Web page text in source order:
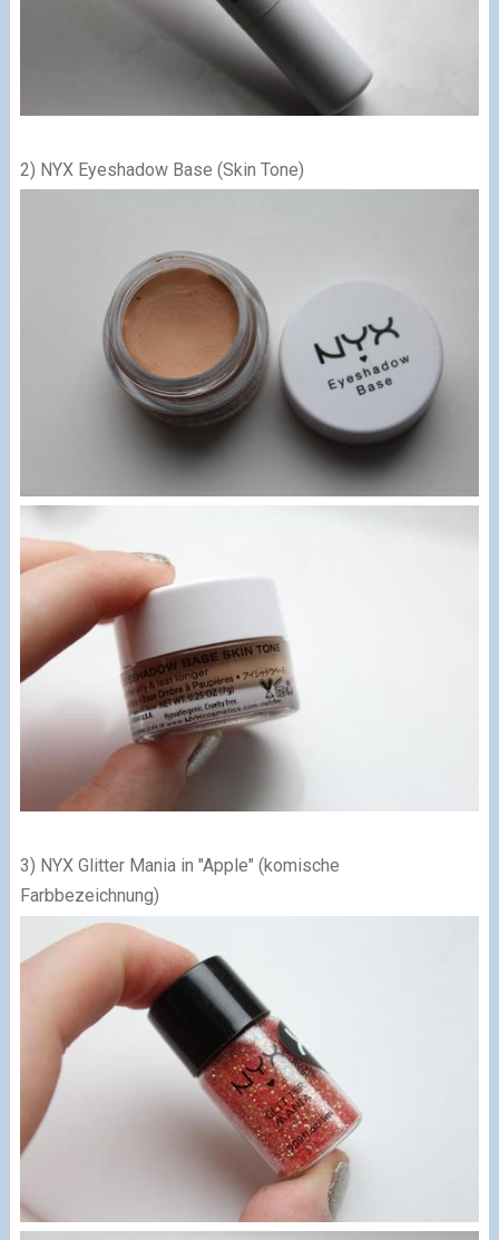
2) NYX Eyeshadow Base (Skin Tone)
3) NYX Glitter Mania in "Apple" (komische
Farbbezeichnung)